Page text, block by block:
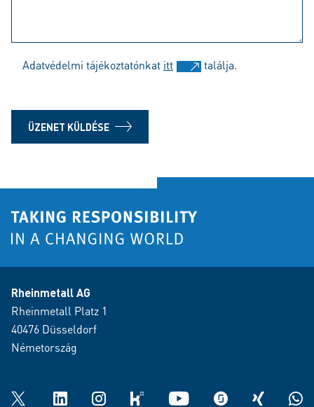
Adatvédelmi tájékoztatónkat itt találja.
ÜZENET KÜLDÉSE
Rheinmetall AG
Rheinmetall Platz 1
40476 Düsseldorf
Németország
Twitter LinkedInInstagramkununu YouTube glassdoorXING